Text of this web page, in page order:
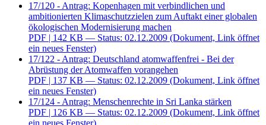
17/120 - Antrag: Kopenhagen mit verbindlichen und
ambitionierten Klimaschutzzielen zum Auftakt einer globalen
ökologischen Modernisierung machen
PDF | 142 KB — Status: 02.12.2009 (Dokument, Link öffnet
ein neues Fenster)
17/122 - Antrag: Deutschland atomwaffenfrei - Bei der
Abrüstung der Atomwaffen vorangehen
PDF | 137 KB — Status: 02.12.2009 (Dokument, Link öffnet
ein neues Fenster)
17/124 - Antrag: Menschenrechte in Sri Lanka stärken
PDF | 126 KB — Status: 02.12.2009 (Dokument, Link öffnet